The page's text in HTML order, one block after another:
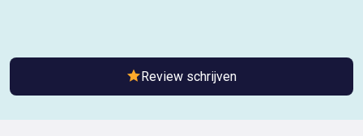
Review schrijven